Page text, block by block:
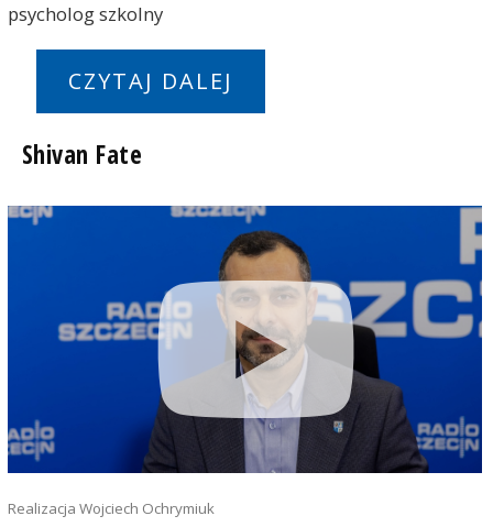
psycholog szkolny
CZYTAJ DALEJ
Shivan Fate
Realizacja Wojciech Ochrymiuk